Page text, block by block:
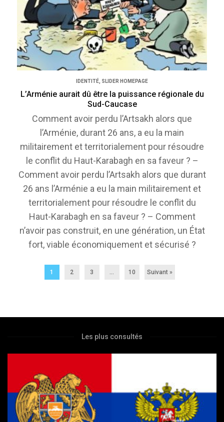
IDENTITÉ SLIDER HOMEPAGE
L’Arménie aurait dû être la puissance régionale du
Sud-Caucase
Comment avoir perdu l’Artsakh alors que
l’Arménie, durant 26 ans, a eu la main
militairement et territorialement pour résoudre
le conflit du Haut-Karabagh en sa faveur ? –
Comment avoir perdu l’Artsakh alors que durant
26 ans l’Arménie a eu la main militairement et
territorialement pour résoudre le conflit du
Haut-Karabagh en sa faveur ? – Comment
n’avoir pas construit, en une génération, un État
fort, viable économiquement et sécurisé ?
1 2 3 … 10 Suivant »
Les plus consultés